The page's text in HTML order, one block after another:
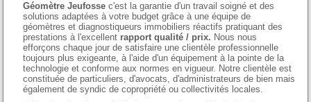
Géomètre Jeufosse c'est la garantie d'un travail soigné et des
solutions adaptées à votre budget grâce à une équipe de
géomètres et diagnostiqueurs immobiliers réactifs pratiquant des
prestations à l'excellent rapport qualité / prix. Nous nous
efforçons chaque jour de satisfaire une clientèle professionnelle
toujours plus exigeante, à l'aide d'un équipement à la pointe de la
technologie et conforme aux normes en vigueur. Notre clientèle est
constituée de particuliers, d'avocats, d'administrateurs de bien mais
également de syndic de copropriété ou collectivités locales.